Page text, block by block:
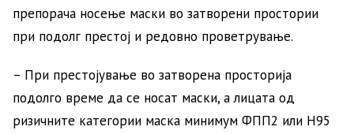
препорача носење маски во затворени простории
при подолг престој и редовно проветрување.
– При престојување во затворена просторија
подолго време да се носат маски, а лицата од
ризичните категории маска минимум ФПП2 или Н95